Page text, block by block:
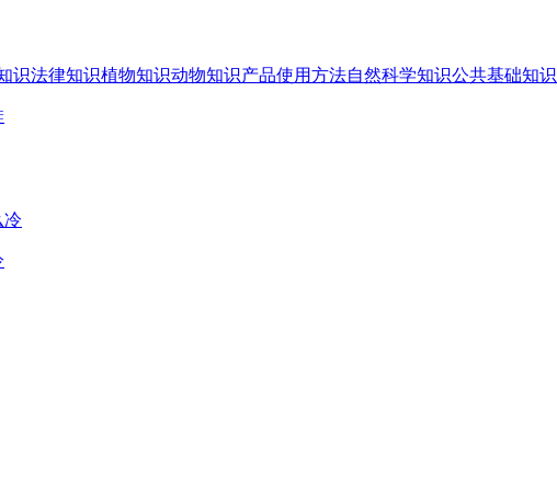
识法律知识植物知识动物知识产品使用方法自然科学知识公共基础知识